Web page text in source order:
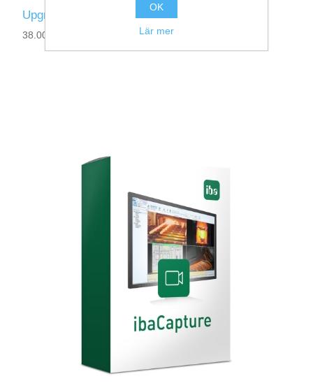
Upgrade-ibaCapture-Server-180fps to 480fps
38.000011
OK
Lär mer